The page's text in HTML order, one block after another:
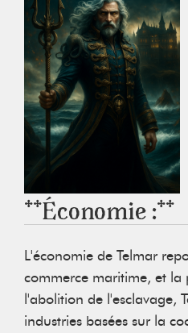
**Économie :**
L'économie de Telmar
commerce maritime, et la
l'abolition de l'esclavage,
industries basées sur la